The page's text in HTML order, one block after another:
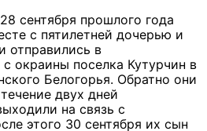
сентября прошлого года
с пятилетней дочерью и
отправились в
окраины поселка Кутурчин в
Белогорья. Обратно они
двух дней
на связь с
этого 30 сентября их сын